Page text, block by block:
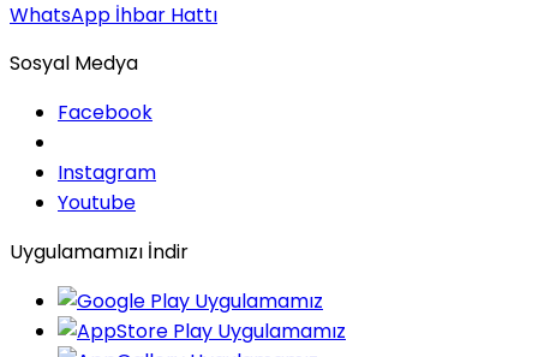
WhatsApp İhbar Hattı
Sosyal Medya
Facebook
Instagram
Youtube
Uygulamamızı İndir